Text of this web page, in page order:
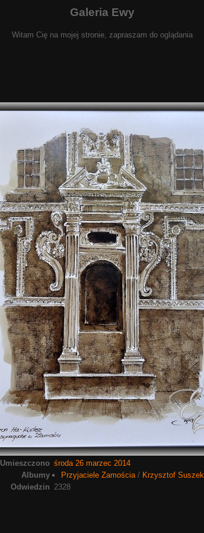
Galeria Ewy
Witam Cię na mojej stronie, zapraszam do oglądania
Umieszczono środa 26 marzec 2014
Albumy
Przyjaciele Zamościa / Krzysztof Suszek
Odwiedzin 2328